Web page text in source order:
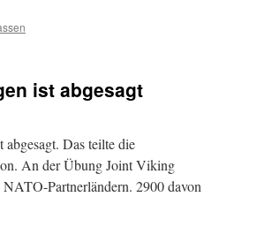
ist abgesagt
Das teilte die
An der Übung Joint Viking
Partnerländern. 2900 davon